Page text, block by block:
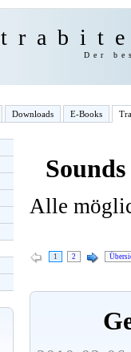
Der
Downloads E-Books
Sounds
Alle
1 2